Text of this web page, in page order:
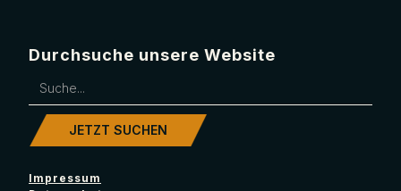
Durchsuche unsere Website
Impressum